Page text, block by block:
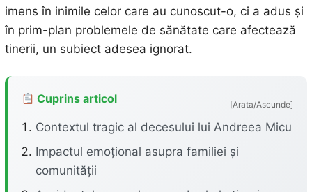
imens în inimile celor care au cunoscut-o, ci a adus și
în prim-plan problemele de sănătate care afectează
tinerii, un subiect adesea ignorat.
Cuprins articol [Arata/Ascunde]
Contextul tragic al decesului lui Andreea Micu
Impactul emoțional asupra familiei și
comunității